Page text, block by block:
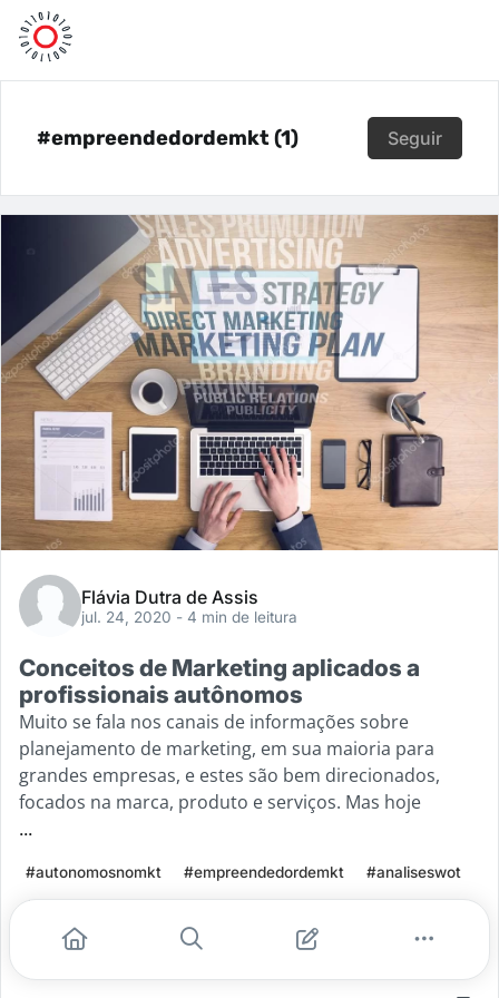
#empreendedordemkt (1) Seguir
Flávia Dutra de Assis
jul. 24, 2020 - 4 min de leitura
Conceitos de Marketing aplicados a
profissionais autônomos
Muito se fala nos canais de informações sobre
planejamento de marketing, em sua maioria para
grandes empresas, e estes são bem direcionados,
focados na marca, produto e serviços. Mas hoje
...
#autonomosnomkt #empreendedordemkt
#analiseswot
#conceitosdemkt
#profissionaisautonomos